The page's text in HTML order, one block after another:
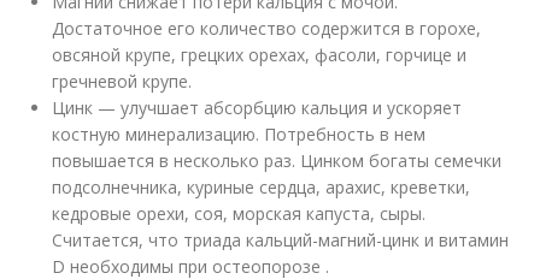
Достаточное его количество содержится в горохе,
овсяной крупе, грецких орехах, фасоли, горчице и
гречневой крупе.
Цинк — улучшает абсорбцию кальция и ускоряет
костную минерализацию. Потребность в нем
повышается в несколько раз. Цинком богаты семечки
подсолнечника, куриные сердца, арахис, креветки,
кедровые орехи, соя, морская капуста, сыры.
Считается, что триада кальций-магний-цинк и витамин
D необходимы при остеопорозе .